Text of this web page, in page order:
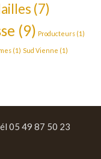
(7)
(9) Producteurs (1)
(1) Sud Vienne (1)
05 49 87 50 23